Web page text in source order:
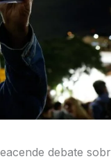
debate